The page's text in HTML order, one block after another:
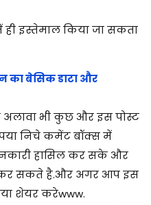
इस्तेमाल किया जा सकता
का बेसिक डाटा और
भी कुछ और इस पोस्ट
निचे कमेंट बॉक्स में
हासिल कर सके और
सकते है.और अगर आप इस
शेयर करेwww.